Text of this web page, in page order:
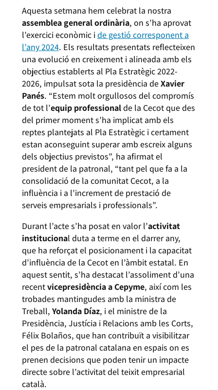
Aquesta setmana hem celebrat la nostra
assemblea general ordinària, on s’ha aprovat
l’exercici econòmic ide gestió corresponent a
l’any 2024. Els resultats presentats reflecteixen
una evolució en creixement i alineada amb els
objectius establerts al Pla Estratègic 2022-
2026, impulsat sota la presidència deXavier
Panés. “Estem molt orgullosos del compromís
de tot l’equip professionalde la Cecot que des
del primer moment s’ha implicat amb els
reptes plantejats al Pla Estratègic i certament
estan aconseguint superar amb escreix alguns
dels objectius previstos”, ha afirmat el
president de la patronal, “tant pel que fa a la
consolidació de la comunitat Cecot, a la
influència i a l’increment de prestació de
serveis empresarials i professionals”.
Durant l’acte s’ha posat en valor l’activitat
institucional duta a terme en el darrer any,
que ha reforçat el posicionament i la capacitat
d’influència de la Cecot en l’àmbit estatal. En
aquest sentit, s’ha destacat l’assoliment d’una
recentvicepresidència a Cepyme, així com les
trobades mantingudes amb la ministra de
Treball, Yolanda Díaz, i el ministre de la
Presidència, Justícia i Relacions amb les Corts,
Félix Bolaños, que han contribuït a visibilitzar
el pes de la patronal catalana en espais on es
prenen decisions que poden tenir un impacte
directe sobre l’activitat del teixit empresarial
català.